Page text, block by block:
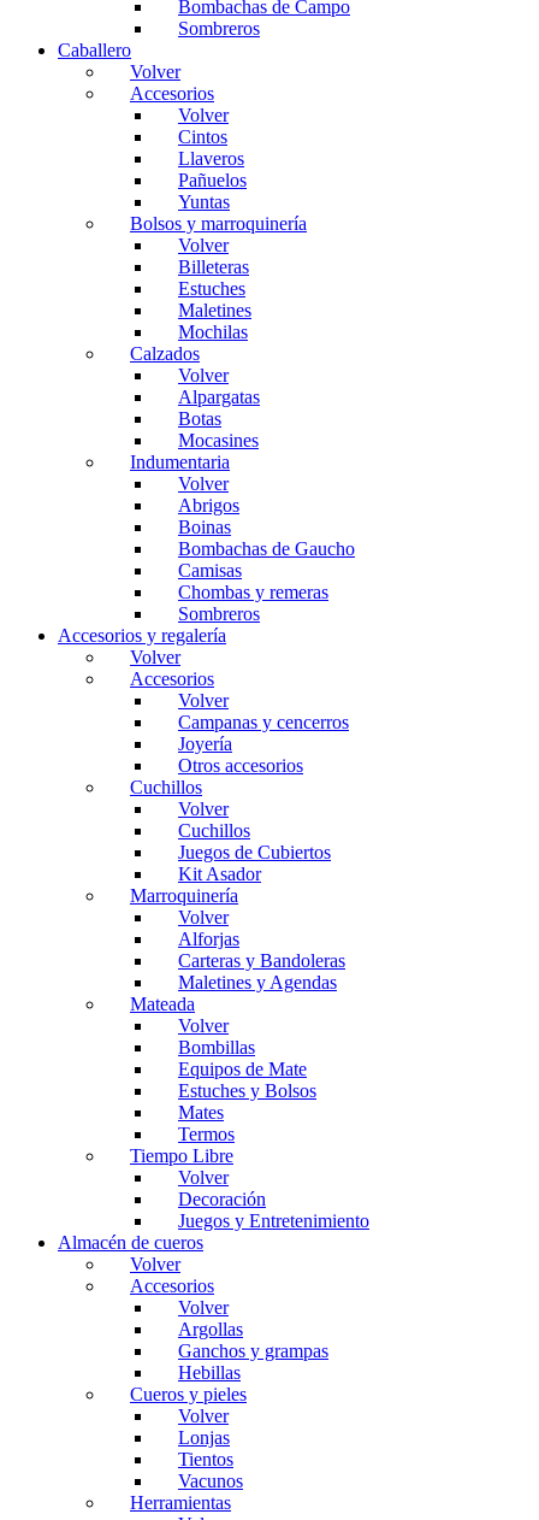
Bombachas de Campo
Sombreros
Caballero
Volver
Accesorios
Volver
Cintos
Llaveros
Pañuelos
Yuntas
Bolsos y marroquinería
Volver
Billeteras
Estuches
Maletines
Mochilas
Calzados
Volver
Alpargatas
Botas
Mocasines
Indumentaria
Volver
Abrigos
Boinas
Bombachas de Gaucho
Camisas
Chombas y remeras
Sombreros
Accesorios y regalería
Volver
Accesorios
Volver
Campanas y cencerros
Joyería
Otros accesorios
Cuchillos
Volver
Cuchillos
Juegos de Cubiertos
Kit Asador
Marroquinería
Volver
Alforjas
Carteras y Bandoleras
Maletines y Agendas
Mateada
Volver
Bombillas
Equipos de Mate
Estuches y Bolsos
Mates
Termos
Tiempo Libre
Volver
Decoración
Juegos y Entretenimiento
Almacén de cueros
Volver
Accesorios
Volver
Argollas
Ganchos y grampas
Hebillas
Cueros y pieles
Volver
Lonjas
Tientos
Vacunos
Herramientas